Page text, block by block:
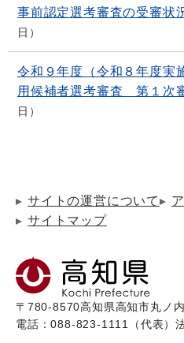
事前認定選考審査の受審状
日
令和９年度（令和８年度実
用候補者選考審査 第１次
日
サイトの運営について
サイトマップ
〒780-8570高知県高知市丸ノ
電話：088-823-1111（代表）